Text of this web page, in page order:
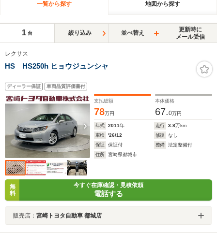
一覧から探す 地図から探す
1 台 絞り込み 並べ替え
更新時に
メール受信
レクサス
HS HS250h ヒョウジュンシャ
ディーラー保証 車両品質評価書付
支払総額
78万円
本体価格
67.0万円
年式 2011年 走行 3.8万km
車検
'26/12 修復
なし
保証
保証付 整備
法定整備付
住所
宮崎県都城市
無
料
今すぐ在庫確認・見積依頼
電話する
販売店： 宮崎トヨタ自動車 都城店